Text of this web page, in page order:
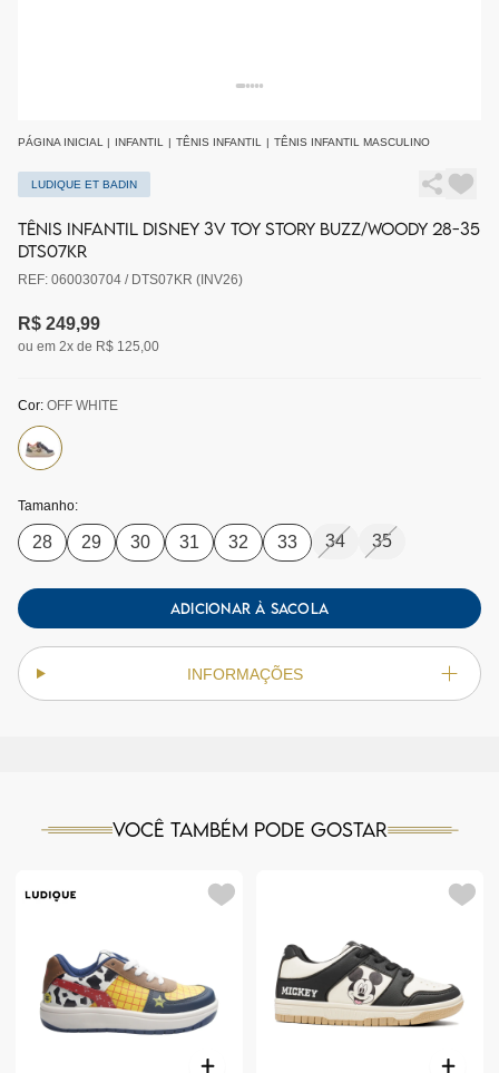
PÁGINA INICIAL | INFANTIL | TÊNIS INFANTIL | TÊNIS INFANTIL MASCULINO
LUDIQUE ET BADIN
TÊNIS INFANTIL DISNEY 3V TOY STORY BUZZ/WOODY 28-35
DTS07KR
REF: 060030704 / DTS07KR (INV26)
R$ 249,99
ou em 2x de R$ 125,00
Cor: OFF WHITE
Tamanho:
28 29 30 31 32 33 34 35
ADICIONAR À SACOLA
INFORMAÇÕES
Você também pode gostar